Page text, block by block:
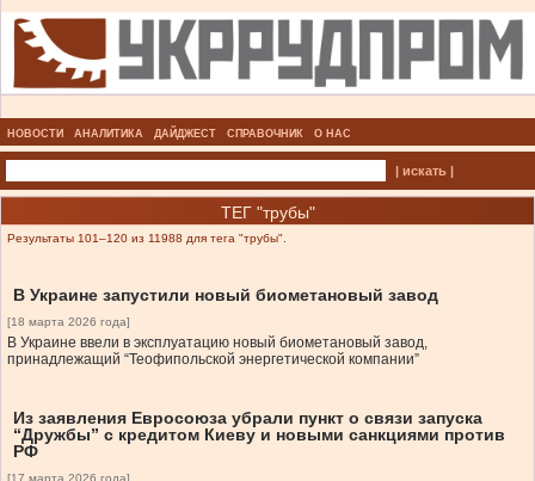
НОВОСТИ АНАЛИТИКА ДАЙДЖЕСТ СПРАВОЧНИК О НАС
| искать |
ТЕГ "трубы"
Результаты 101–120 из 11988 для тега "трубы".
В Украине запустили новый биометановый завод
[18 марта 2026 года]
В Украине ввели в эксплуатацию новый биометановый завод,
принадлежащий “Теофипольской энергетической компании”
Из заявления Евросоюза убрали пункт о связи запуска
“Дружбы” с кредитом Киеву и новыми санкциями против
РФ